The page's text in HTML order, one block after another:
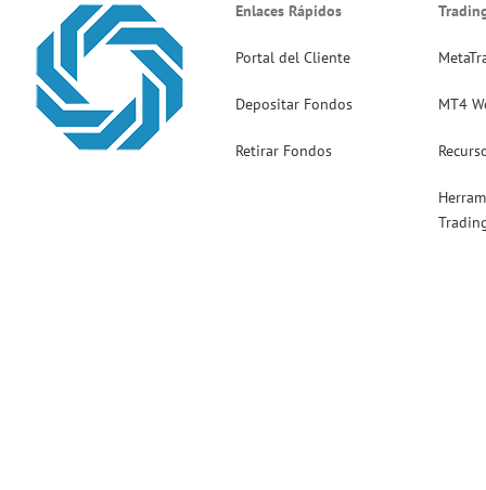
Enlaces Rápidos
Portal del Cliente
Depositar Fondos
Retirar Fondos
MT4